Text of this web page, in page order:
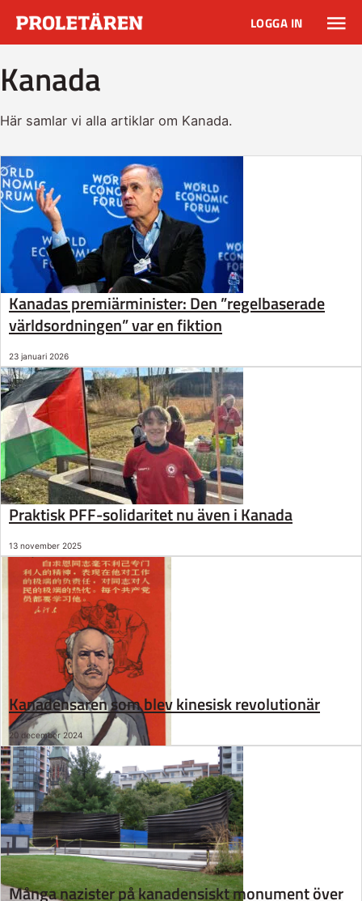
LOGGA IN
Kanada
Här samlar vi alla artiklar om Kanada.
Kanadas premiärminister: Den ”regelbaserade
världsordningen” var en fiktion
23 januari 2026
Praktisk PFF-solidaritet nu även i Kanada
13 november 2025
Kanadensaren som blev kinesisk revolutionär
20 december 2024
Många nazister på kanadensiskt monument över